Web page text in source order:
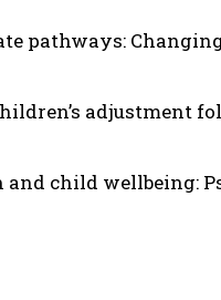
pathways:
and child wellbeing: